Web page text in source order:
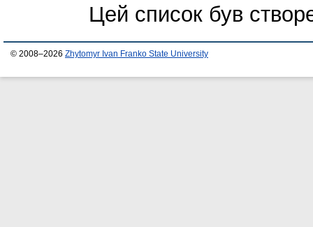
Цей список був
© 2008–2026 Zhytomyr Ivan Franko State University